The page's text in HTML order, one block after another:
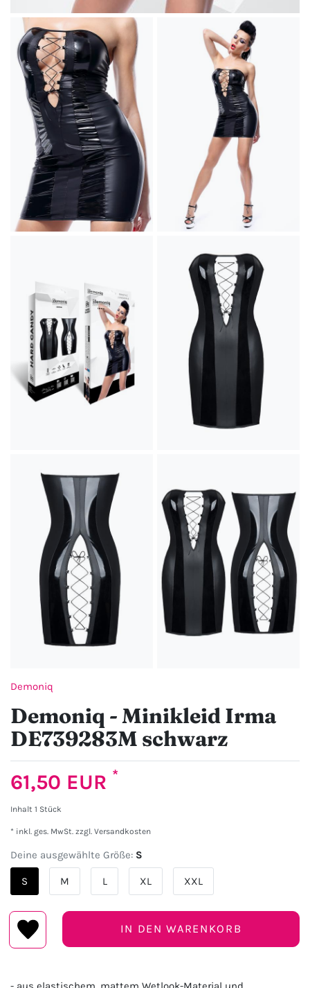
Demoniq
Demoniq - Minikleid Irma
DE739283M schwarz
61,50 EUR *
Inhalt 1 Stück
* inkl. ges. MwSt. zzgl. Versandkosten
Deine ausgewählte Größe: S
S M L XL XXL
IN DEN WARENKORB